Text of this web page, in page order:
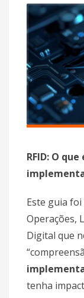
RFID: O
Este guia
Operações,
Digital que
tenha